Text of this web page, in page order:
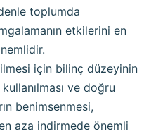
toplumda
etkilerini en
için bilinç düzeyinin
ve doğru
benimsenmesi,
aza indirmede önemli